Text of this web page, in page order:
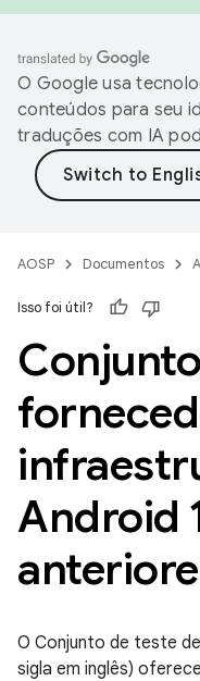
O Google usa
conteúdos para seu
traduções com IA
AOSP Documentos
Isso foi útil?
Android
O Conjunto de teste
sigla em inglês)